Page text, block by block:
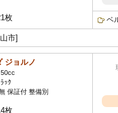
枚 ベ
市]
ジョルノ
ｯｸ
保証付 整備別
枚